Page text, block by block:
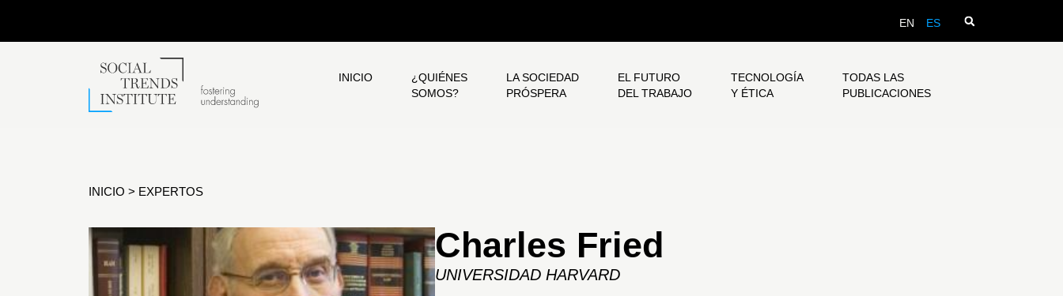
EN ES
INICIO
¿QUIÉNES
SOMOS?
LA SOCIEDAD
PRÓSPERA
EL FUTURO
DEL TRABAJO
TECNOLOGÍA
Y ÉTICA
TODAS LAS
PUBLICACIONES
INICIO > EXPERTOS
Charles Fried
UNIVERSIDAD HARVARD